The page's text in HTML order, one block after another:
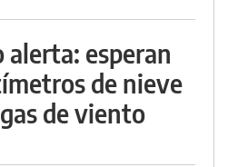
alerta: esperan
de nieve
de viento